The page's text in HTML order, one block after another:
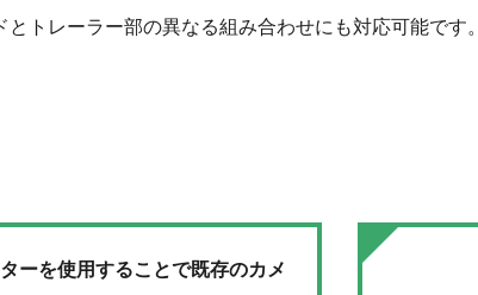
トレーラー部の異なる組み合わせにも対応可能です。
ーを使用することで既存のカメ